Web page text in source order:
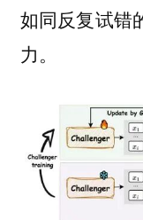
如同反复试错
力。